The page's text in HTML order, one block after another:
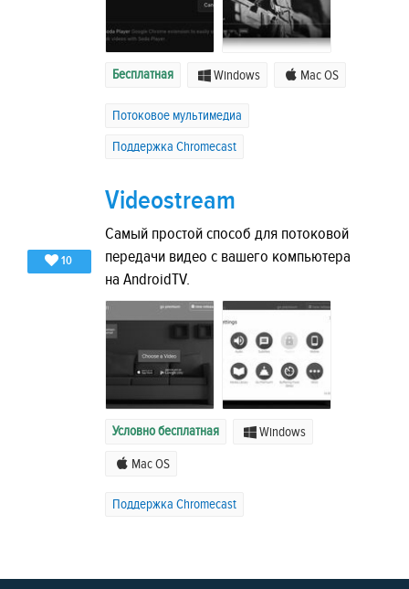
Бесплатная Windows Mac OS
Потоковое мультимедиа
Поддержка Chromecast
10
Videostream
Самый простой способ для потоковой
передачи видео с вашего компьютера
на AndroidTV.
Условно бесплатная Windows
Mac OS
Поддержка Chromecast